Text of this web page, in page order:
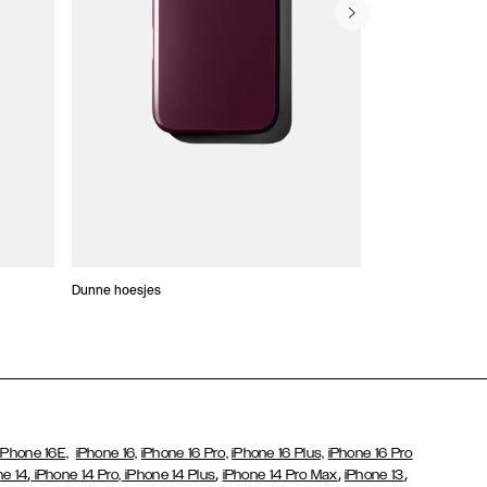
Dunne hoesjes
16E, iPhone 16, iPhone 16 Pro, iPhone 16 Plus, iPhone 16 Pro
14, iPhone 14 Pro, iPhone 14 Plus, iPhone 14 Pro Max, iPhone 13,